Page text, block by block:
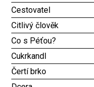
Cestovatel
Citlivý člověk
Co s Péťou?
Cukrkandl
Čertí brko